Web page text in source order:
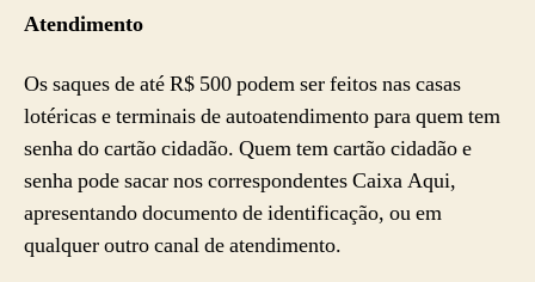
Atendimento
Os saques de até R$ 500 podem ser feitos nas casas
lotéricas e terminais de autoatendimento para quem tem
senha do cartão cidadão. Quem tem cartão cidadão e
senha pode sacar nos correspondentes Caixa Aqui,
apresentando documento de identificação, ou em
qualquer outro canal de atendimento.